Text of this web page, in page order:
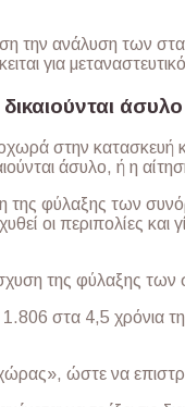
την ανάλυση των
για
άσυλο
στην
άσυλο, ή η
της φύλαξης των
οι περιπολίες
της φύλαξης
στα 4,5 χρόνια
ώστε να